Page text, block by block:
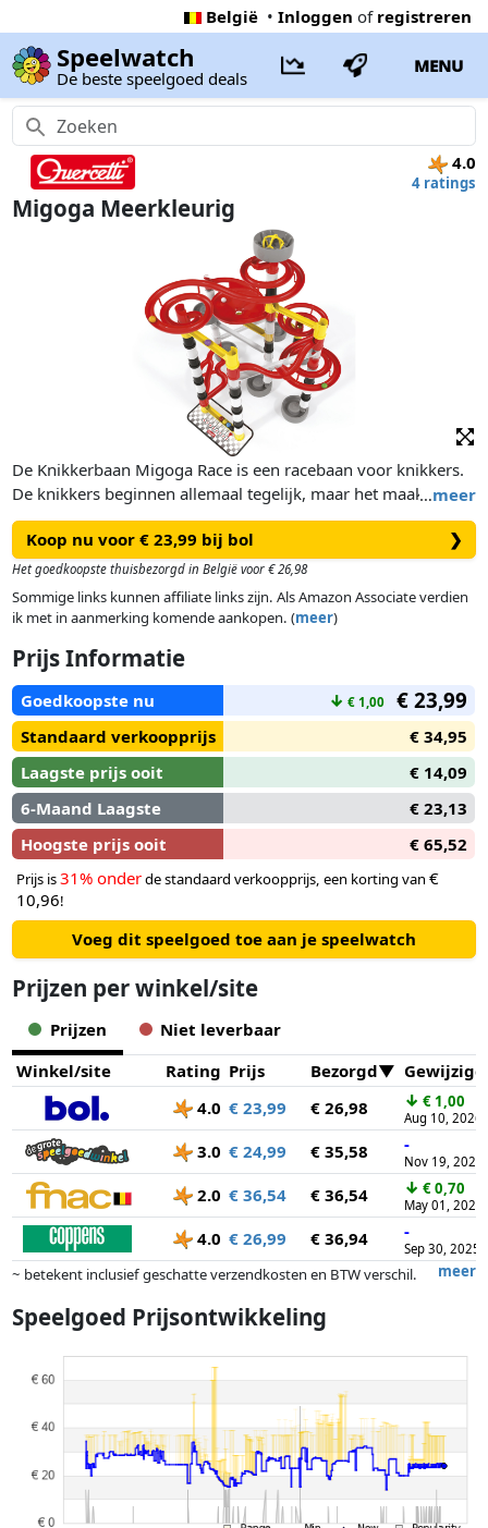
België • Inloggen of registreren
Speelwatch
De beste speelgoed deals
MENU
4.0
4 ratings
Migoga Meerkleurig
…meer
De Knikkerbaan Migoga Race is een racebaan voor knikkers.
De knikkers beginnen allemaal tegelijk, maar het maakt niet
uit waar begonnen wordt. De baan bevat splitsingen, extra
banen, obstakels en vallen waardoor van tevoren nooit te
vertellen is hoe de knikker zal rollen. De knikkers hebben
allemaal een andere kleur, zodat goed te zien is wie welke
knikker heeft gekozen. Onderaan is een finish met nummers.
Koop nu voor € 23,99 bij bol ❯
Het goedkoopste thuisbezorgd in België voor € 26,98
Sommige links kunnen affiliate links zijn. Als Amazon Associate verdien
ik met in aanmerking komende aankopen. (meer)
Prijs Informatie
Goedkoopste nu ↓ € 1,00 € 23,99
Standaard verkoopprijs
€ 34,95
Laagste prijs ooit
€ 14,09
6-Maand Laagste
€ 23,13
Hoogste prijs ooit
€ 65,52
Prijs is31% onderde standaard verkoopprijs, een korting van €
10,96!
Voeg dit speelgoed toe aan je speelwatch
Prijzen per winkel/site
Prijzen
Niet leverbaar
Winkel/site
Rating Prijs Bezorgd
Gewijzigd
4.0 € 23,99 € 26,98 ↓ € 1,00
Aug 10, 2026
3.0 € 24,99 € 35,58 -
Nov 19, 2025
2.0 € 36,54 € 36,54 ↓ € 0,70
May 01, 2026
4.0 € 26,99 € 36,94 -
Sep 30, 2025
meer
~ betekent inclusief geschatte verzendkosten en BTW verschil.
gewicht.
controle. Volgorde is puur op basis van prijs, vergoedingen door
partners hebben hier geen enkele invoed op. Alleen bij gelijke prijzen
kunnen historische prestaties de volgorde beïnvloeden.
Speelgoed Prijsontwikkeling